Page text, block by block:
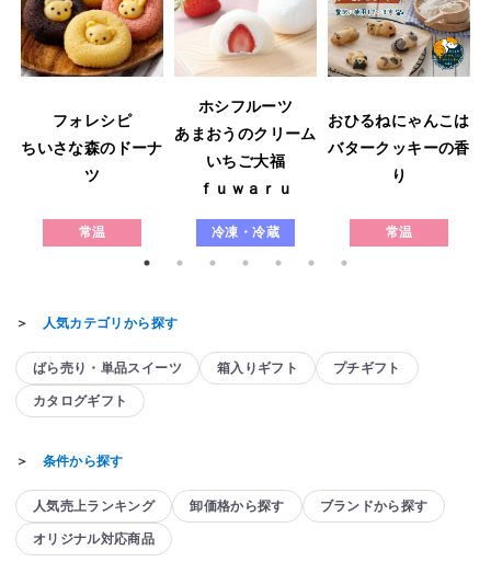
フォレシピ
ちいさな森のドーナ
ツ
常温
ホシフルーツ
あまおうのクリーム
いちご大福
ｆｕｗａｒｕ
冷凍・冷蔵
おひるねにゃんこは
バタークッキーの香
り
常温
＞ 人気カテゴリから探す
ばら売り・単品スイーツ 箱入りギフト プチギフト
カタログギフト
＞ 条件から探す
人気売上ランキング 卸価格から探す ブランドから探す
オリジナル対応商品